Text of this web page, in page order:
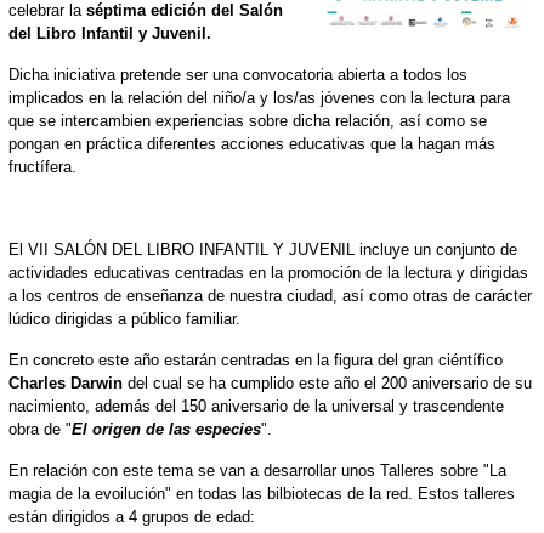
celebrar la séptima edición del Salón
del Libro Infantil y Juvenil.
Dicha iniciativa pretende ser una convocatoria abierta a todos los
implicados en la relación del niño/a y los/as jóvenes con la lectura para
que se intercambien experiencias sobre dicha relación, así como se
pongan en práctica diferentes acciones educativas que la hagan más
fructífera.
El VII SALÓN DEL LIBRO INFANTIL Y JUVENIL incluye un conjunto de
actividades educativas centradas en la promoción de la lectura y dirigidas
a los centros de enseñanza de nuestra ciudad, así como otras de carácter
lúdico dirigidas a público familiar.
En concreto este año estarán centradas en la figura del gran ciéntífico
Charles Darwindel cual se ha cumplido este año el 200 aniversario de su
nacimiento, además del 150 aniversario de la universal y trascendente
obra de "El origen de las especies".
En relación con este tema se van a desarrollar unos Talleres sobre "La
magia de la evoilución" en todas las bilbiotecas de la red. Estos talleres
están dirigidos a 4 grupos de edad: